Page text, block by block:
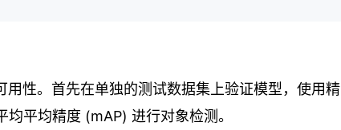
性。首先在单独的测试数据集上验证模型，使用精
平均精度 (mAP) 进行对象检测。